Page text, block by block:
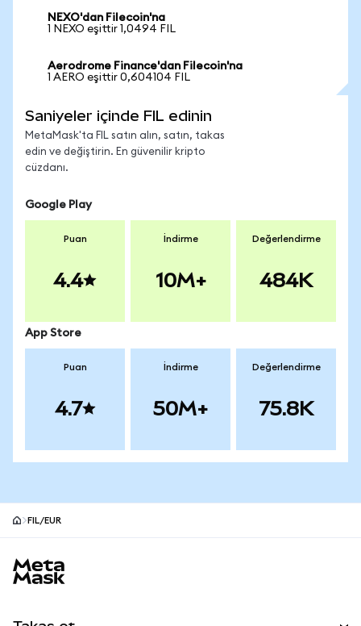
NEXO'dan Filecoin'na
1 NEXO eşittir 1,0494 FIL
Aerodrome Finance'dan Filecoin'na
1 AERO eşittir 0,604104 FIL
Saniyeler içinde FIL edinin
MetaMask'ta FIL satın alın, satın, takas
edin ve değiştirin. En güvenilir kripto
cüzdanı.
Google Play
Puan
4.4
İndirme
10M+
Değerlendirme
484K
App Store
Puan
4.7
İndirme
50M+
Değerlendirme
75.8K
FIL/EUR